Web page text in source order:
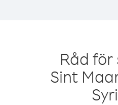
Råd
Sint